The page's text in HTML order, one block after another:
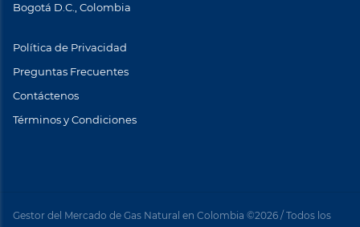
Bogotá D.C., Colombia
Política de Privacidad
Preguntas Frecuentes
Contáctenos
Términos y Condiciones
Gestor del Mercado de Gas Natural en Colombia ©2026 / Todos los